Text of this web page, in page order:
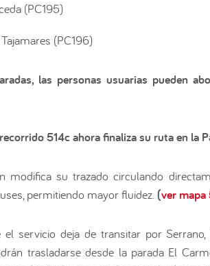
(PC195)
(PC196)
las personas usuarias pueden
514c ahora finaliza su ruta en la
modifica su trazado circulando
permitiendo mayor fluidez. (ver mapa
el servicio deja de transitar por
trasladarse desde la parada El